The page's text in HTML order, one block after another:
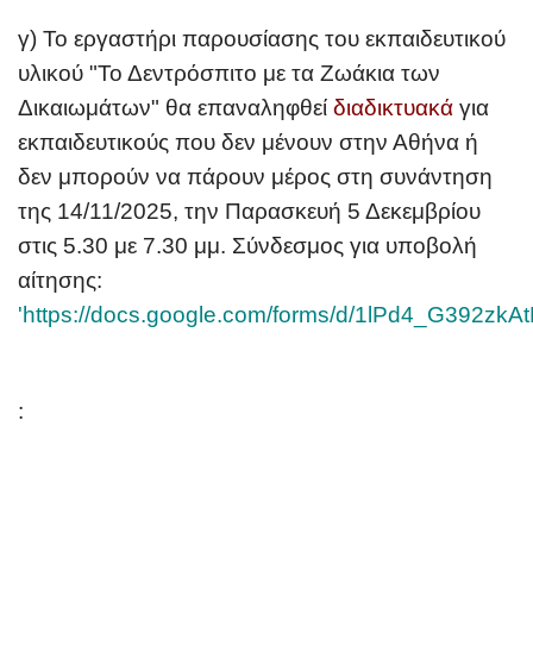
γ) Το εργαστήρι παρουσίασης του εκπαιδευτικού
υλικού "Το Δεντρόσπιτο με τα Ζωάκια των
Δικαιωμάτων" θα επαναληφθεί διαδικτυακά για
εκπαιδευτικούς που δεν μένουν στην Αθήνα ή
δεν μπορούν να πάρουν μέρος στη συνάντηση
της 14/11/2025, την Παρασκευή 5 Δεκεμβρίου
στις 5.30 με 7.30 μμ. Σύνδεσμος για υποβολή
αίτησης:
'https://docs.google.com/forms/d/
: